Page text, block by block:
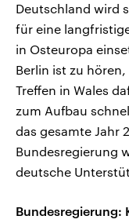
Deutschland wird
für eine
in Osteuropa
Berlin ist zu
Treffen in Wales
zum Aufbau
das gesamte Jahr
Bundesregierung
deutsche
Bundesregierung: